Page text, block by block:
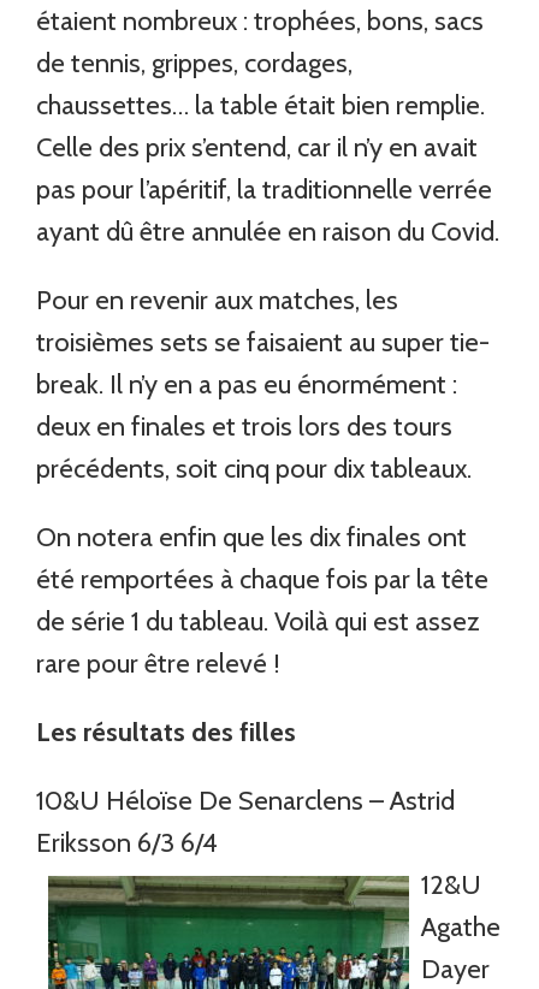
étaient nombreux : trophées, bons, sacs
de tennis, grippes, cordages,
chaussettes… la table était bien remplie.
Celle des prix s’entend, car il n’y en avait
pas pour l’apéritif, la traditionnelle verrée
ayant dû être annulée en raison du Covid.
Pour en revenir aux matches, les
troisièmes sets se faisaient au super tie-
break. Il n’y en a pas eu énormément :
deux en finales et trois lors des tours
précédents, soit cinq pour dix tableaux.
On notera enfin que les dix finales ont
été remportées à chaque fois par la tête
de série 1 du tableau. Voilà qui est assez
rare pour être relevé !
Les résultats des filles
10&U Héloïse De Senarclens – Astrid
Eriksson 6/3 6/4
12&U
Agathe
Dayer